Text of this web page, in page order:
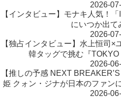
2026-
【インタビュー】モナキ人気！
にいつか出て
2026-
【独占インタビュー】水上恒司
韓タッグで挑む『TOKYO
2026-
【推しの予感 NEXT
姫 クォン・ジナが日本のファン
2026-